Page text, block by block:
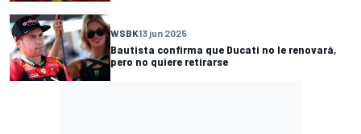
WSBK13 jun 2025
Bautista confirma que Ducati no le renovará,
pero no quiere retirarse